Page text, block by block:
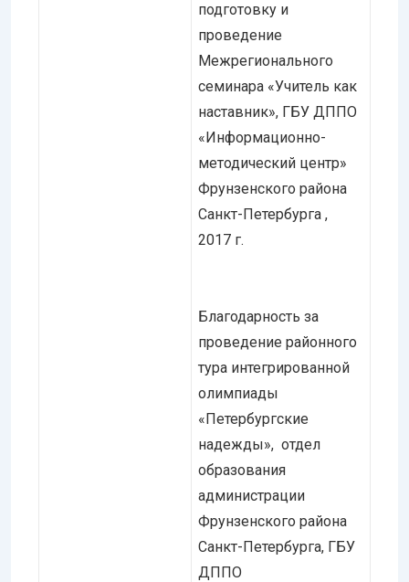
подготовку и
проведение
Межрегионального
семинара «Учитель как
наставник», ГБУ ДППО
«Информационно-
методический центр»
Фрунзенского района
Санкт-Петербурга ,
2017 г.
Благодарность за
проведение районного
тура интегрированной
олимпиады
«Петербургские
надежды», отдел
образования
администрации
Фрунзенского района
Санкт-Петербурга, ГБУ
ДППО